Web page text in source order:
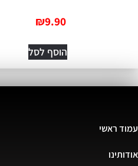
₪9.90
הוסף לסל
עמוד ראשי
אודותינו